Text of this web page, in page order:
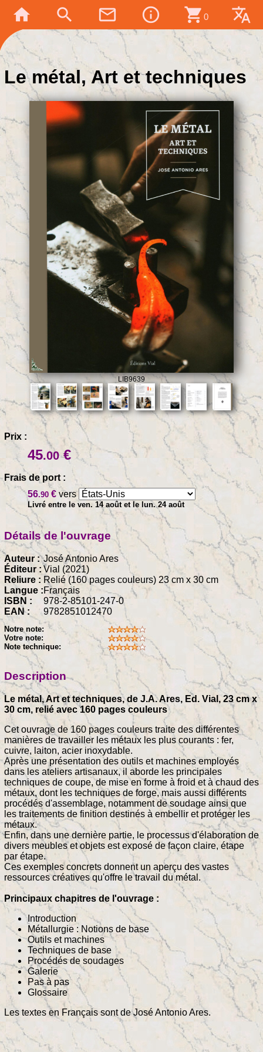
home search mail_outline info_outline shopping_cart 0 translate
Le métal, Art et techniques
LIB9639
Prix :
45.00€
Frais de port :
56.90 € vers
Livré entre le ven. 14 août et le lun. 24 août
Détails de l'ouvrage
Auteur : José Antonio Ares
Éditeur : Vial (2021)
Reliure : Relié (160 pages couleurs) 23 cm x 30 cm
Langue :Français
ISBN :
978-2-85101-247-0
EAN :
9782851012470
Notre note:
Votre note:
Note technique:
Description
Le métal, Art et techniques, de J.A. Ares, Ed. Vial, 23 cm x
30 cm, relié avec 160 pages couleurs
Cet ouvrage de 160 pages couleurs traite des différentes
manières de travailler les métaux les plus courants : fer,
cuivre, laiton, acier inoxydable.
Après une présentation des outils et machines employés
dans les ateliers artisanaux, il aborde les principales
techniques de coupe, de mise en forme à froid et à chaud des
métaux, dont les techniques de forge, mais aussi différents
procédés d'assemblage, notamment de soudage ainsi que
les traitements de finition destinés à embellir et protéger les
métaux.
Enfin, dans une dernière partie, le processus d'élaboration de
divers meubles et objets est exposé de façon claire, étape
par étape.
Ces exemples concrets donnent un aperçu des vastes
ressources créatives qu'offre le travail du métal.
Principaux chapitres de l'ouvrage :
Introduction
Métallurgie : Notions de base
Outils et machines
Techniques de base
Procédés de soudages
Galerie
Pas à pas
Glossaire
Les textes en Français sont de José Antonio Ares.